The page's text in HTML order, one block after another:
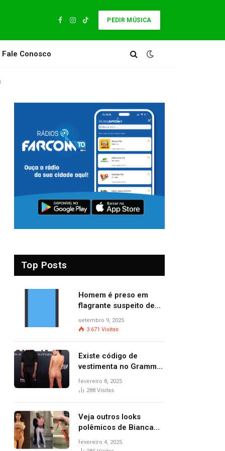
Facebook
Instagram
TikTok
PEDIR MÚSICA
Fale Conosco
Top Posts
Homem é preso em
flagrante suspeito de
provocar dois incêndios
criminosos no mesmo
setembro 9, 2025
3.671 Visitas
Existe código de
vestimenta no Grammy?
Questionamento surgiu
após Bianca Censori,
premiação
fevereiro 8, 2025
288 Visitas
Veja outros looks
polêmicos de Bianca
Censori, esposa de
Kanye West que
fevereiro 4, 2025